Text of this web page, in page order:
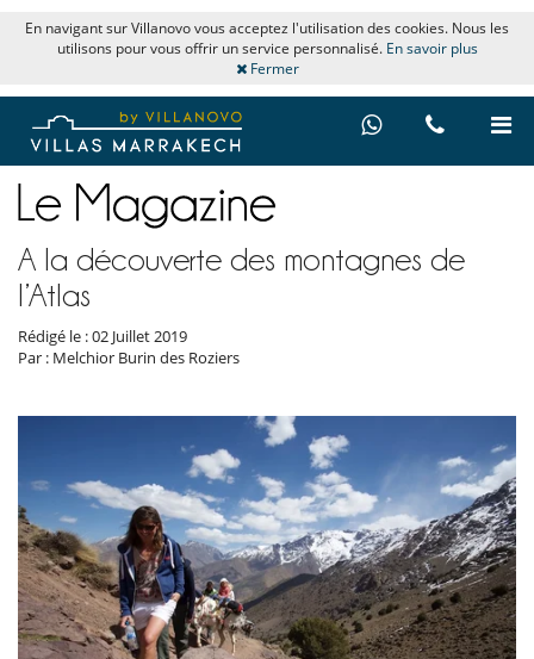
En navigant sur Villanovo vous acceptez l'utilisation des cookies. Nous les
utilisons pour vous offrir un service personnalisé. En savoir plus
Fermer
A la découverte des montagnes de
l’Atlas
Rédigé le : 02 Juillet 2019
Par : Melchior Burin des Roziers